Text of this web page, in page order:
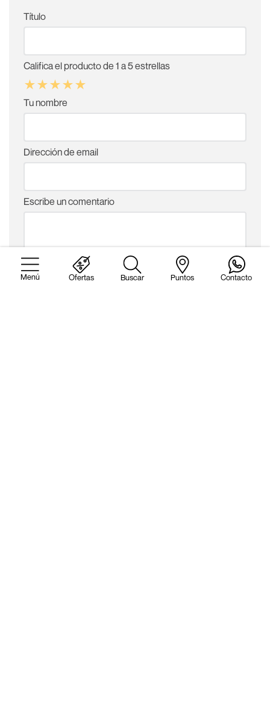
Ofertas Buscar Puntos Contacto
Título
Califica el producto de 1 a 5 estrellas
★★★★★
Tu nombre
Dirección de email
Escribe un comentario